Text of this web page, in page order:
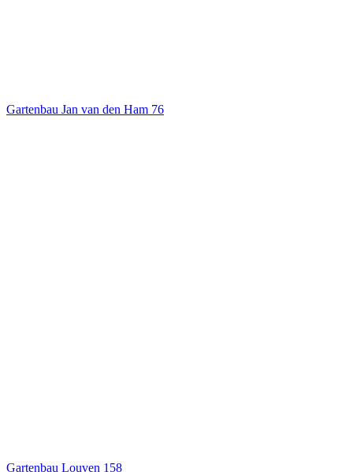
Gartenbau Jan van den Ham 76
Gartenbau Louven 158